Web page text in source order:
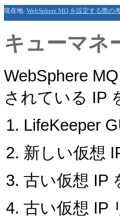
現在地: WebSphere MQ を設定する際の
キューマネ
WebSphere
されている IP
LifeKeeper
新しい仮想
古い仮想 IP
古い仮想 IP